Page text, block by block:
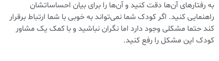
به رفتار‌های آن‌ها دقت کنید و آن‌ها را برای بیان احساساتشان
راهنمایی کنید. اگر کودک شما نمی‌تواند به خوبی با شما ارتباط برقرار
کند حتما مشکلی وجود دارد اما نگران نباشید و با کمک یک مشاور
کودک این مشکل را رفع کنید.